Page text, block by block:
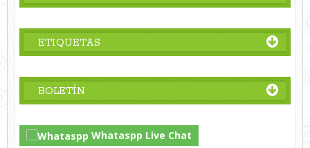
ETIQUETAS
BOLETÍN
Whataspp Live Chat